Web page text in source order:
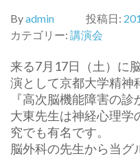
Byadmin 投稿日:
カテゴリー: 講演会
来る7月17日（土）に
演として京都大学精神
『高次脳機能障害の診
大東先生は神経心理学
究でも有名です。
脳外科の先生から当グ